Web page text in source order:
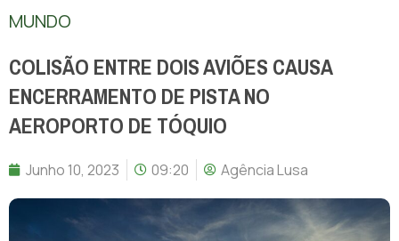
MUNDO
COLISÃO ENTRE DOIS AVIÕES CAUSA
ENCERRAMENTO DE PISTA NO
AEROPORTO DE TÓQUIO
Junho 10, 2023 09:20 Agência Lusa